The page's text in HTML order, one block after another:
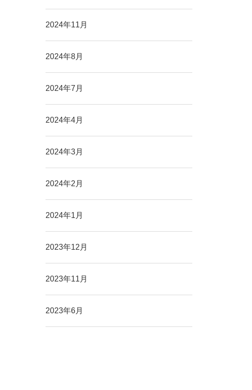
2024年11月
2024年8月
2024年7月
2024年4月
2024年3月
2024年2月
2024年1月
2023年12月
2023年11月
2023年6月